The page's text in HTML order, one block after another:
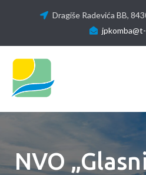
Dragiše Radevića BB,
NVO